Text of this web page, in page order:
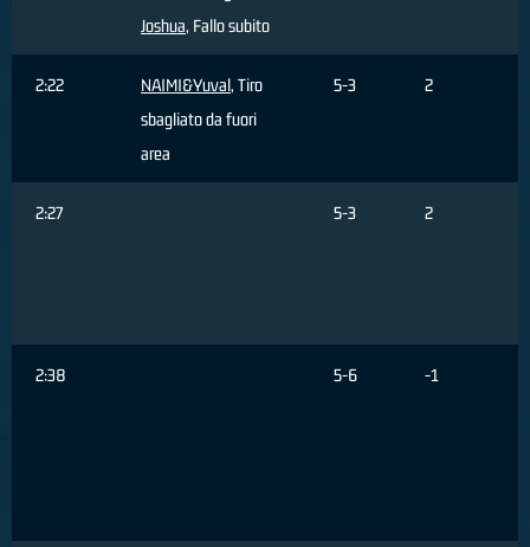
Joshua, Fallo subito
2:22 NAIMI&Yuval, Tiro
sbagliato da fuori
area
5-3 2
2:27 5-3 2
2:38 5-6 -1